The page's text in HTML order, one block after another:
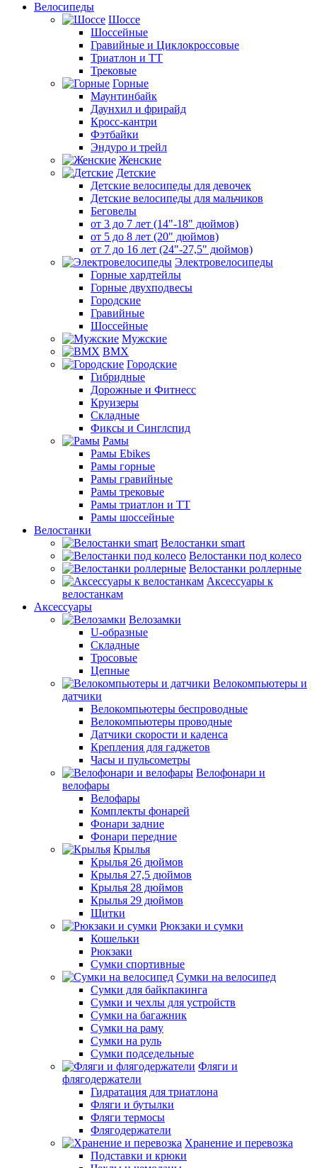
Велосипеды
Шоссе
Шоссейные
Гравийные и Циклокроссовые
Триатлон и ТТ
Трековые
Горные
Маунтинбайк
Даунхил и фрирайд
Кросс-кантри
Фэтбайки
Эндуро и трейл
Женские
Детские
Детские велосипеды для девочек
Детские велосипеды для мальчиков
Беговелы
от 3 до 7 лет (14"-18" дюймов)
от 5 до 8 лет (20" дюймов)
от 7 до 16 лет (24"-27,5" дюймов)
Электровелосипеды
Горные хардтейлы
Горные двухподвесы
Городские
Гравийные
Шоссейные
Мужские
BMX
Городские
Гибридные
Дорожные и Фитнесс
Круизеры
Складные
Фиксы и Синглспид
Рамы
Рамы Ebikes
Рамы горные
Рамы гравийные
Рамы трековые
Рамы триатлон и ТТ
Рамы шоссейные
Велостанки
Велостанки smart
Велостанки под колесо
Велостанки роллерные
Аксессуары к
велостанкам
Аксессуары
Велозамки
U-образные
Складные
Тросовые
Цепные
Велокомпьютеры и
датчики
Велокомпьютеры беспроводные
Велокомпьютеры проводные
Датчики скорости и каденса
Крепления для гаджетов
Часы и пульсометры
Велофонари и
велофары
Велофары
Комплекты фонарей
Фонари задние
Фонари передние
Крылья
Крылья 26 дюймов
Крылья 27,5 дюймов
Крылья 28 дюймов
Крылья 29 дюймов
Щитки
Рюкзаки и сумки
Кошельки
Рюкзаки
Сумки спортивные
Сумки на велосипед
Сумки для байкпакинга
Сумки и чехлы для устройств
Сумки на багажник
Сумки на раму
Сумки на руль
Сумки подседельные
Фляги и
флягодержатели
Гидратация для триатлона
Фляги и бутылки
Фляги термосы
Флягодержатели
Хранение и перевозка
Подставки и крюки